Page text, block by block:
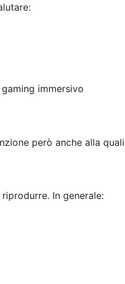
immersivo
però anche alla
In generale: